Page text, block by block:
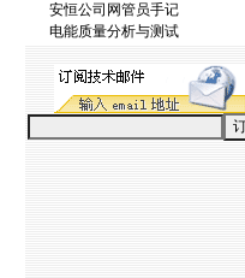
安恒公司网管员手记
电能质量分析与测试